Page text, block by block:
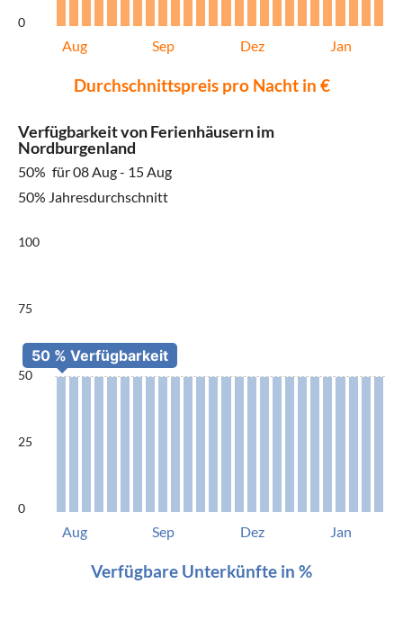
0
Aug Sep Dez Jan
Durchschnittspreis pro Nacht in €
Verfügbarkeit von Ferienhäusern im
Nordburgenland
50% für 08 Aug - 15 Aug
50% Jahresdurchschnitt
100
75
50
25
0
Aug Sep Dez Jan
Verfügbare Unterkünfte in %